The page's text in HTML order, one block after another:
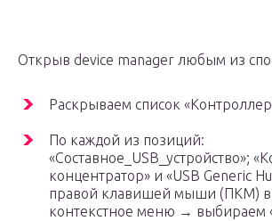
Открыв device manager любым из
Раскрываем список
По каждой из позиций:
«Составное_USB_устройство»;
концентратор» и «USB Generic
правой клавишей мыши (ПКМ)
контекстное меню → выбираем